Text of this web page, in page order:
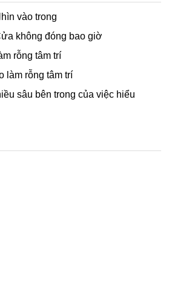
vào trong
không đóng bao giờ
rỗng tâm trí
làm rỗng tâm trí
sâu bên trong của việc hiểu